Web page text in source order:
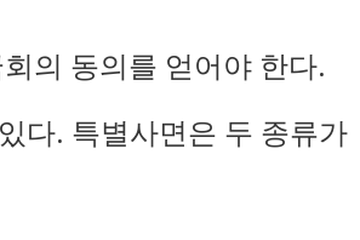
의 동의를 얻어야 한다.
다. 특별사면은 두 종류가